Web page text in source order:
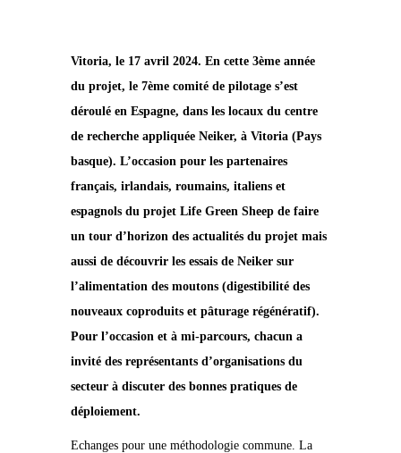
Vitoria, le 17 avril 2024. En cette 3ème année
du projet, le 7ème comité de pilotage s’est
déroulé en Espagne, dans les locaux du centre
de recherche appliquée Neiker, à Vitoria (Pays
basque). L’occasion pour les partenaires
français, irlandais, roumains, italiens et
espagnols du projet Life Green Sheep de faire
un tour d’horizon des actualités du projet mais
aussi de découvrir les essais de Neiker sur
l’alimentation des moutons (digestibilité des
nouveaux coproduits et pâturage régénératif).
Pour l’occasion et à mi-parcours, chacun a
invité des représentants d’organisations du
secteur à discuter des bonnes pratiques de
déploiement.
Echanges pour une méthodologie commune. La